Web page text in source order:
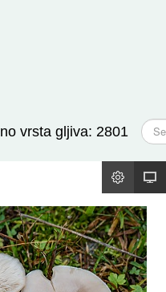
vrsta gljiva: 2801
T
r
ž
takse: